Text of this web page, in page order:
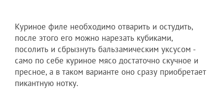
Куриное филе необходимо отварить и остудить,
после этого его можно нарезать кубиками,
посолить и сбрызнуть бальзамическим уксусом -
само по себе куриное мясо достаточно скучное и
пресное, а в таком варианте оно сразу приобретает
пикантную нотку.